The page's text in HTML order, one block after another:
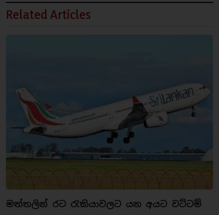
Related Articles
මත්තලින් රට රැකියාවලට යන අයට වට්ටම්